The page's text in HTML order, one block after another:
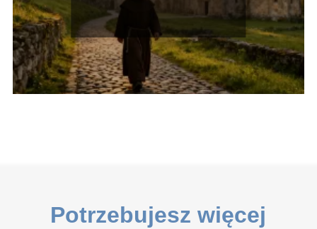
lokalizacja, ciekawostki
Potrzebujesz więcej